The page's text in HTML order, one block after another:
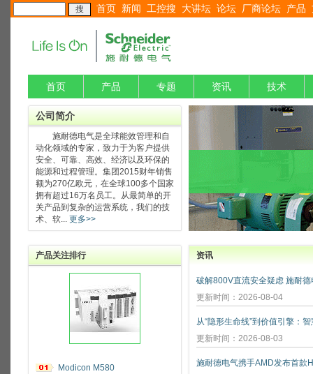
首页 新闻 工控搜 大讲坛 论坛 厂商论坛 产品
首页 产品 专题 资讯 技术
公司简介
施耐德电气是全球能效管理和自
动化领域的专家，致力于为客户提供
安全、可靠、高效、经济以及环保的
能源和过程管理。集团2015财年销售
额为270亿欧元，在全球100多个国家
拥有超过16万名员工。从最简单的开
关产品到复杂的运营系统，我们的技
术、软... 更多>>
产品关注排行
Modicon M580
资讯
更新时间：2026-08-04
更新时间：2026-08-03
施耐德电气携手AMD发布首款